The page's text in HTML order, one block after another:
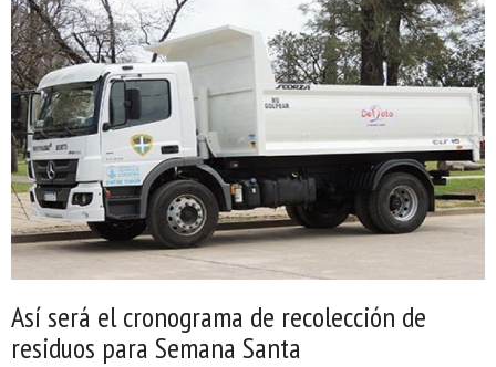
Así será el cronograma de recolección de
residuos para Semana Santa